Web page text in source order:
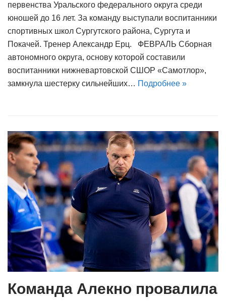
первенства Уральского федерального округа среди
юношей до 16 лет. За команду выступали воспитанники
спортивных школ Сургутского района, Сургута и
Покачей. Тренер Александр Ерц. ФЕВРАЛЬ Сборная
автономного округа, основу которой составили
воспитанники нижневартовской СШОР «Самотлор»,
замкнула шестерку сильнейших… Подробнее »
Команда Алекно провалила